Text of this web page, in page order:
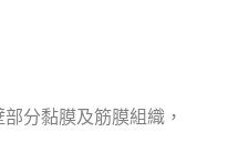
分黏膜及筋膜組織，